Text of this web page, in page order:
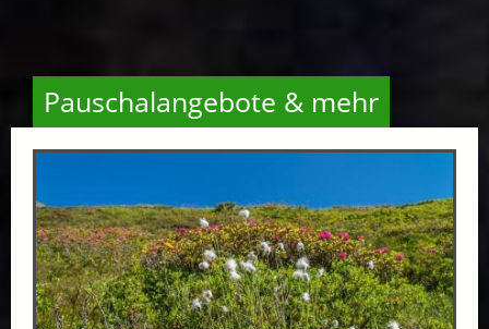
Pauschalangebote & mehr